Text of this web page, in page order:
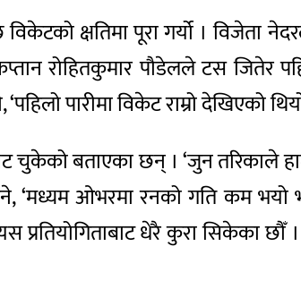
क्षतिमा पूरा गर्यो । विजेता
रोहितकुमार पौडेलले टस जितेर
पारीमा विकेट राम्रो देखिएको थियो
चुकेको बताएका छन् । ‘जुन
‘मध्यम ओभरमा रनको गति कम भयो
धेरै कुरा सिकेका छौँ ।